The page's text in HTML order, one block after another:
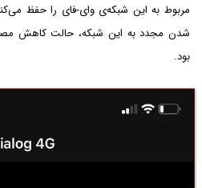
مربوط به این شبکه‌ی وای-فای را حفظ
شدن مجدد به این شبکه، حالت کاهش
بود.